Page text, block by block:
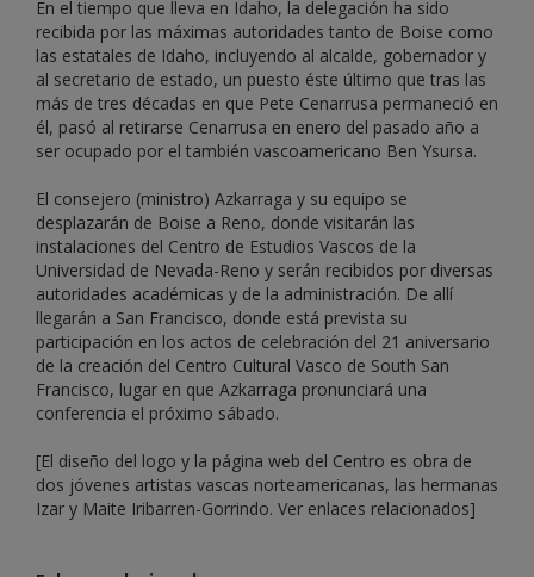
En el tiempo que lleva en Idaho, la delegación ha sido
recibida por las máximas autoridades tanto de Boise como
las estatales de Idaho, incluyendo al alcalde, gobernador y
al secretario de estado, un puesto éste último que tras las
más de tres décadas en que Pete Cenarrusa permaneció en
él, pasó al retirarse Cenarrusa en enero del pasado año a
ser ocupado por el también vascoamericano Ben Ysursa.
El consejero (ministro) Azkarraga y su equipo se
desplazarán de Boise a Reno, donde visitarán las
instalaciones del Centro de Estudios Vascos de la
Universidad de Nevada-Reno y serán recibidos por diversas
autoridades académicas y de la administración. De allí
llegarán a San Francisco, donde está prevista su
participación en los actos de celebración del 21 aniversario
de la creación del Centro Cultural Vasco de South San
Francisco, lugar en que Azkarraga pronunciará una
conferencia el próximo sábado.
[El diseño del logo y la página web del Centro es obra de
dos jóvenes artistas vascas norteamericanas, las hermanas
Izar y Maite Iribarren-Gorrindo. Ver enlaces relacionados]